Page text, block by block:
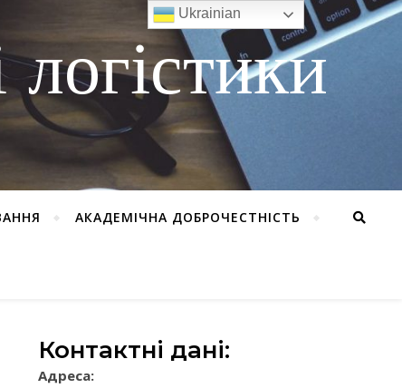
АКАДЕМІЧНА ДОБРОЧЕСТНІСТЬ
Контактні дані:
Адреса:
Ukrainian